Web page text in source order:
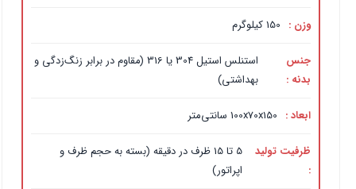
وزن : 150 کیلوگرم
جنس
بدنه :
استنلس استیل 304 یا 316 (مقاوم در برابر زنگ‌زدگی و
بهداشتی)
ابعاد : 100x70x150 سانتی‌متر
ظرفیت تولید
:
5 تا 15 ظرف در دقیقه (بسته به حجم ظرف و
اپراتور)